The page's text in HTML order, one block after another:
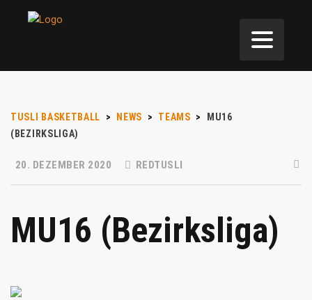
TUSLI BASKETBALL > NEWS > TEAMS >
MU16
(BEZIRKSLIGA)
20. DEZEMBER 2020 REDTUSLI
MU16 (Bezirksliga)